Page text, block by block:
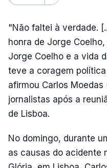
"Não faltei à verdade.
honra de Jorge
Jorge Coelho e a vida
teve a coragem
afirmou Carlos Moedas
jornalistas após a
de Lisboa.
No domingo, durante
as causas do acidente